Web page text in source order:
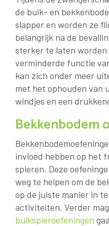
de buik- en
slapper en worden ze
belangrijk na de
sterker te laten worden
verminderde functie
kan zich onder meer
met het ophouden van
windjes en een
Bekkenbodem
invloed hebben op het
spieren. Deze
weg te helpen om de
op de juiste manier in
activiteiten. Verder
buikspieroefeningen